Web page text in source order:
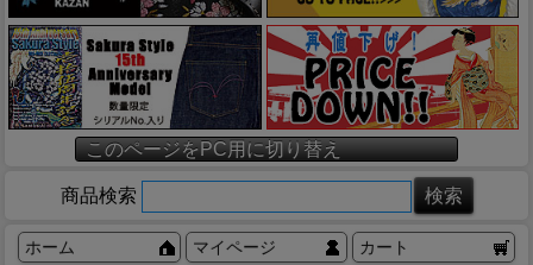
このページをPC用に切り替え
商品検索
ホーム マイページ カート